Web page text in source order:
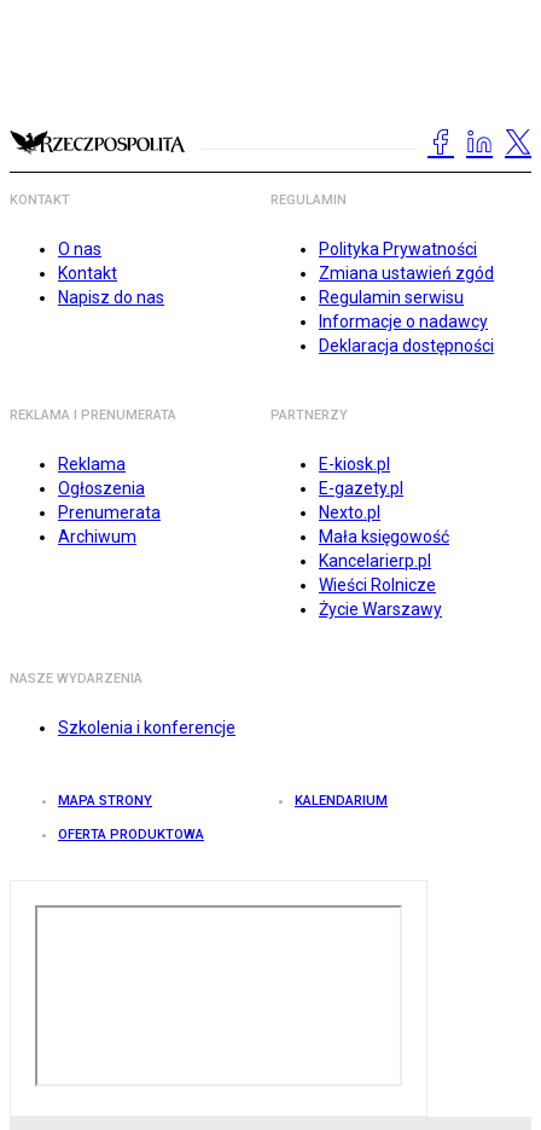
KONTAKT
O nas
Kontakt
Napisz do nas
REGULAMIN
Polityka Prywatności
Zmiana ustawień zgód
Regulamin serwisu
Informacje o nadawcy
Deklaracja dostępności
REKLAMA I PRENUMERATA
Reklama
Ogłoszenia
Prenumerata
Archiwum
PARTNERZY
E-kiosk.pl
E-gazety.pl
Nexto.pl
Mała księgowość
Kancelarierp.pl
Wieści Rolnicze
Życie Warszawy
NASZE WYDARZENIA
Szkolenia i konferencje
MAPA STRONY KALENDARIUM
OFERTA PRODUKTOWA